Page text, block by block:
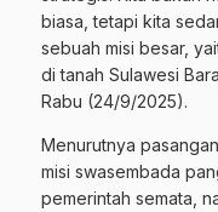
biasa, tetapi kita
sebuah misi besar,
di tanah Sulawesi
Rabu (24/9/2025).
Menurutnya
misi swasembada
pemerintah semata,